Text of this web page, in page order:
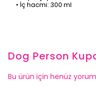
• İç hacmi: 300 ml
Dog Person
Bu ürün için henüz yorum